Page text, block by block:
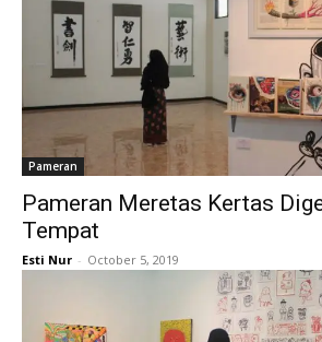
Pameran
Pameran Meretas Kertas
Tempat
Esti Nur - October 5, 2019